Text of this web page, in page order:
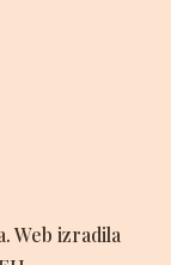
Web izradila